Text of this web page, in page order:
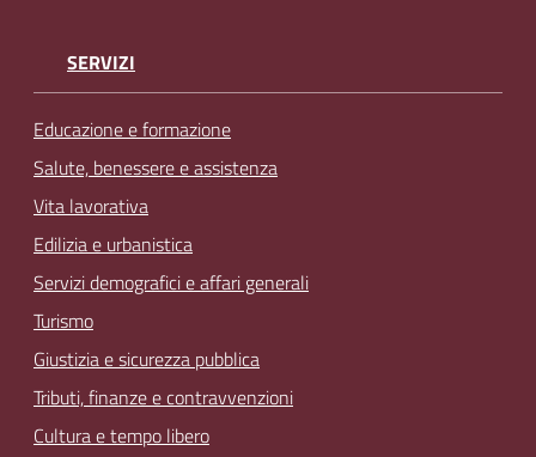
SERVIZI
Educazione e formazione
Salute, benessere e assistenza
Vita lavorativa
Edilizia e urbanistica
Servizi demografici e affari generali
Turismo
Giustizia e sicurezza pubblica
Tributi, finanze e contravvenzioni
Cultura e tempo libero